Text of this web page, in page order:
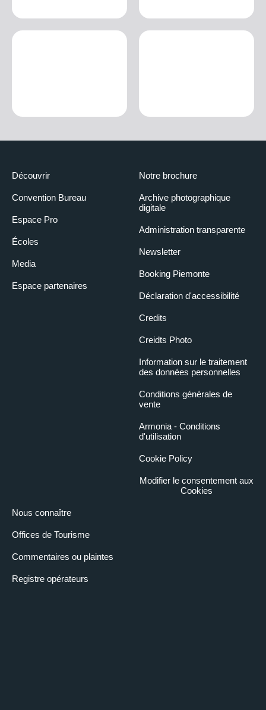
Découvrir
Convention Bureau
Espace Pro
Écoles
Media
Espace partenaires
Nous connaître
Offices de Tourisme
Commentaires ou plaintes
Registre opérateurs
Notre brochure
Archive photographique
digitale
Administration transparente
Newsletter
Booking Piemonte
Déclaration d'accessibilité
Credits
Creidts Photo
Information sur le traitement
des données personnelles
Conditions générales de
vente
Armonia - Conditions
d'utilisation
Cookie Policy
Modifier le consentement aux
Cookies